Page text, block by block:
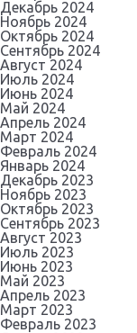
Декабрь 2024
Ноябрь 2024
Октябрь 2024
Сентябрь 2024
Август 2024
Июль 2024
Июнь 2024
Май 2024
Апрель 2024
Март 2024
Февраль 2024
Январь 2024
Декабрь 2023
Ноябрь 2023
Октябрь 2023
Сентябрь 2023
Август 2023
Июль 2023
Июнь 2023
Май 2023
Апрель 2023
Март 2023
Февраль 2023